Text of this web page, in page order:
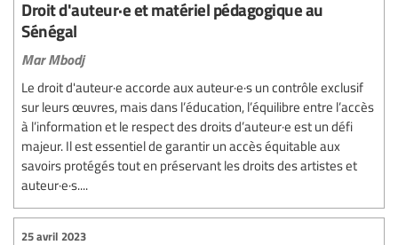
Droit d'auteur·e et matériel pédagogique au
Sénégal
Mar Mbodj
Le droit d'auteur·e accorde aux auteur·e·s un contrôle exclusif
sur leurs œuvres, mais dans l’éducation, l’équilibre entre l’accès
à l’information et le respect des droits d’auteur·e est un défi
majeur. Il est essentiel de garantir un accès équitable aux
savoirs protégés tout en préservant les droits des artistes et
auteur·e·s....
25 avril 2023